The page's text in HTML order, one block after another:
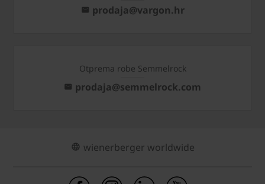
prodaja@vargon.hr
Otprema robe Semmelrock
prodaja@semmelrock.com
wienerberger worldwide